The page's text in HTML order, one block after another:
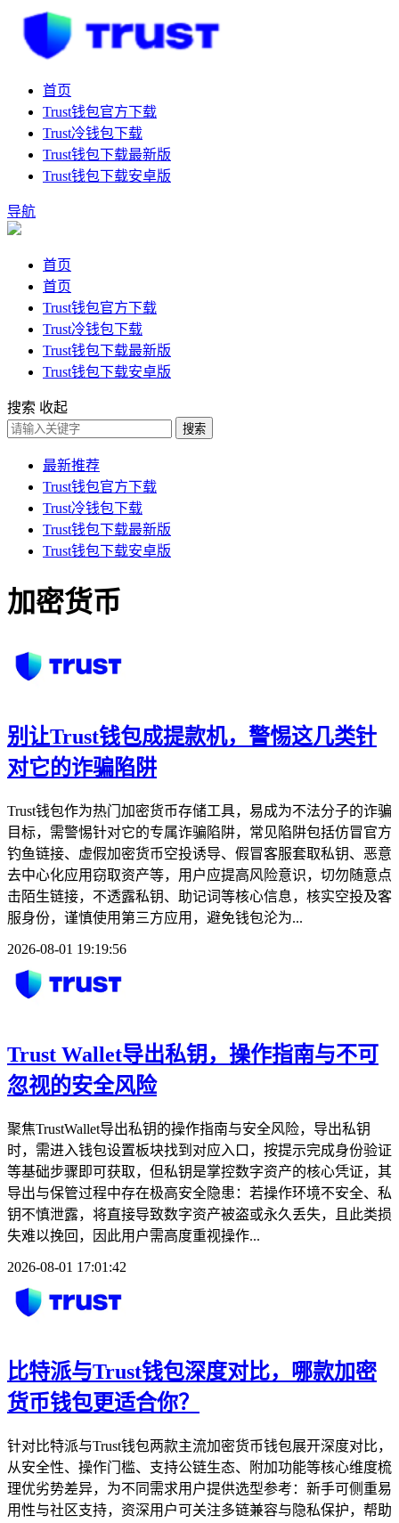
首页
Trust钱包官方下载
Trust冷钱包下载
Trust钱包下载最新版
Trust钱包下载安卓版
导航
首页
首页
Trust钱包官方下载
Trust冷钱包下载
Trust钱包下载最新版
Trust钱包下载安卓版
搜索 收起
搜索
最新推荐
Trust钱包官方下载
Trust冷钱包下载
Trust钱包下载最新版
Trust钱包下载安卓版
加密货币
别让Trust钱包成提款机，警惕这几类针
对它的诈骗陷阱
Trust钱包作为热门加密货币存储工具，易成为不法分子的诈骗
目标，需警惕针对它的专属诈骗陷阱，常见陷阱包括仿冒官方
钓鱼链接、虚假加密货币空投诱导、假冒客服套取私钥、恶意
去中心化应用窃取资产等，用户应提高风险意识，切勿随意点
击陌生链接，不透露私钥、助记词等核心信息，核实空投及客
服身份，谨慎使用第三方应用，避免钱包沦为...
2026-08-01 19:19:56
Trust Wallet导出私钥，操作指南与不可
忽视的安全风险
聚焦TrustWallet导出私钥的操作指南与安全风险，导出私钥
时，需进入钱包设置板块找到对应入口，按提示完成身份验证
等基础步骤即可获取，但私钥是掌控数字资产的核心凭证，其
导出与保管过程中存在极高安全隐患：若操作环境不安全、私
钥不慎泄露，将直接导致数字资产被盗或永久丢失，且此类损
失难以挽回，因此用户需高度重视操作...
2026-08-01 17:01:42
比特派与Trust钱包深度对比，哪款加密
货币钱包更适合你？
针对比特派与Trust钱包两款主流加密货币钱包展开深度对比，
从安全性、操作门槛、支持公链生态、附加功能等核心维度梳
理优劣势差异，为不同需求用户提供选型参考：新手可侧重易
用性与社区支持，资深用户可关注多链兼容与隐私保护，帮助